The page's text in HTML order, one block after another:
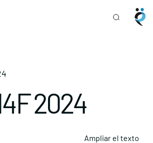
2024
Ampliar el texto